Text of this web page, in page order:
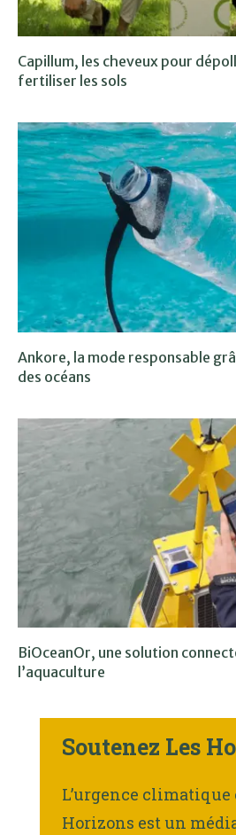
Capillum, les cheveux pour
fertiliser les sols
Ankore, la mode responsable
des océans
BiOceanOr, une solution
l’aquaculture
Soutenez Les
L’urgence climatique
Horizons est un